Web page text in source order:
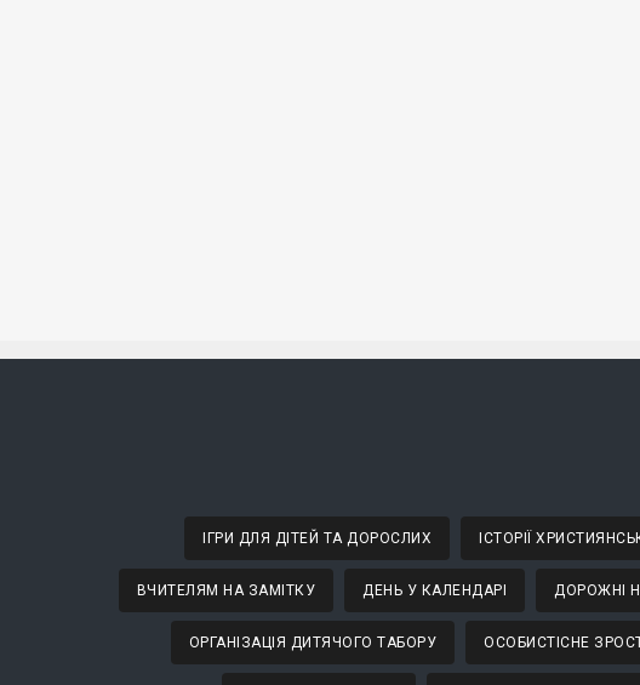
ІГРИ ДЛЯ ДІТЕЙ ТА ДОРОСЛИХ ІСТОРІЇ
ВЧИТЕЛЯМ НА ЗАМІТКУ ДЕНЬ У КАЛЕНДАРІ ДОРОЖНІ
ОРГАНІЗАЦІЯ ДИТЯЧОГО ТАБОРУ ОСОБИСТІСНЕ